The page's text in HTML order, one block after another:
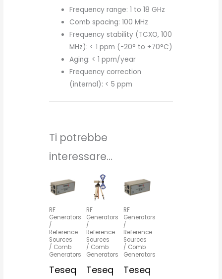
Frequency range: 1 to 18 GHz
Comb spacing: 100 MHz
Frequency stability (TCXO, 100
MHz): < 1 ppm (-20° to +70°C)
Aging: < 1 ppm/year
Frequency correction
(internal): < 5 ppm
Ti potrebbe
interessare…
RF
Generators
/
Reference
Sources
/ Comb
Generators
Teseq
RF
Generators
/
Reference
Sources
/ Comb
Generators
Teseq
RF
Generators
/
Reference
Sources
/ Comb
Generators
Teseq